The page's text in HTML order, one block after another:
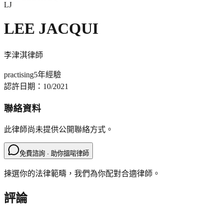
LJ
LEE JACQUI
李津淇律師
practising5年經驗
認許日期： 10/2021
聯絡資料
此律師尚未提供公開聯絡方式。
免費諮詢 · 助你搵啱律師
揀選你的法律範疇，我們為你配對合適律師。
評論